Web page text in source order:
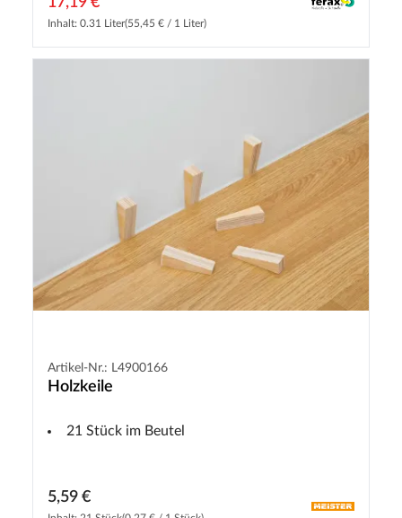
Inhalt: 0.31 Liter(55,45 € / 1 Liter)
Artikel-Nr.: L4900166
Holzkeile
21 Stück im Beutel
5,59 €